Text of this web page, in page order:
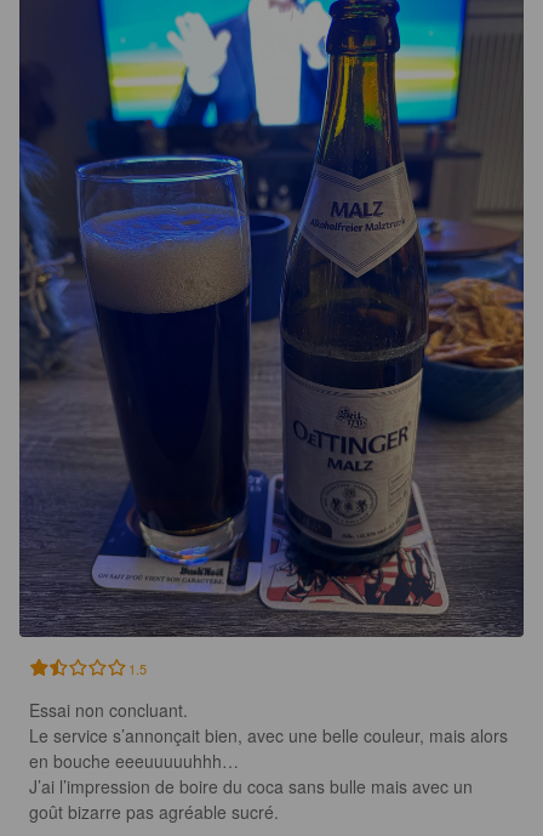
1.5
Essai non concluant.
Le service s’annonçait bien, avec une belle couleur, mais alors
en bouche eeeuuuuuhhh…
J’ai l’impression de boire du coca sans bulle mais avec un
goût bizarre pas agréable sucré.